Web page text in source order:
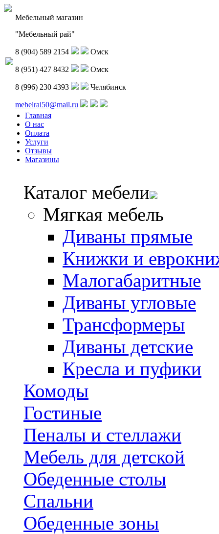
Мебельный магазин
"Мебельный рай"
8 (904) 589 2154 Омск
8 (951) 427 8432 Омск
8 (996) 230 4393 Челябинск
mebelrai50@mail.ru
Главная
О нас
Оплата
Услуги
Отзывы
Магазины
Каталог мебели
Мягкая мебель
Диваны прямые
Книжки и
Малогабаритные
Диваны угловые
Трансформеры
Диваны детские
Кресла и пуфики
Комоды
Гостиные
Пеналы и стеллажи
Мебель для детской
Обеденные столы
Спальни
Обеденные зоны